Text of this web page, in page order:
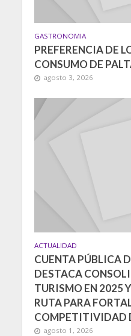
GASTRONOMIA
PREFERENCIA DE
CONSUMO DE
agosto 3, 2026
ACTUALIDAD
CUENTA PÚBLICA
DESTACA
TURISMO EN 2025
RUTA PARA
COMPETITIVIDAD
agosto 1, 2026